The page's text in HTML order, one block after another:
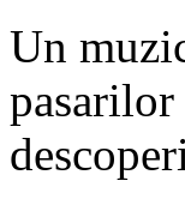
Un